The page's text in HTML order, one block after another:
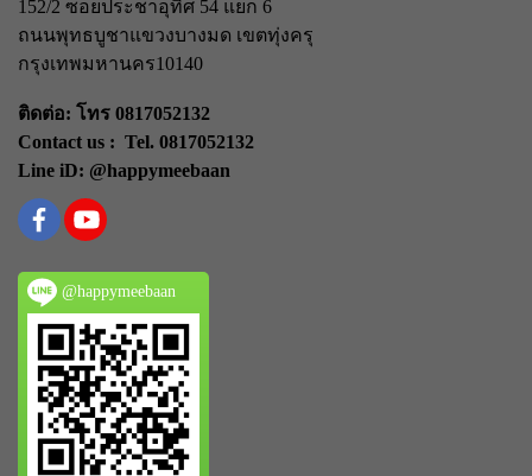
152/2 ซอยประชาอุทิศ 54 แยก 6
ถนนพุทธบูชาแขวงบางมด เขตทุ่งครุ
กรุงเทพมหานคร10140
ติดต่อ: โทร 0817052132
Contact us : Tel. 0817052132
Line iD: @happymeebaan
@happymeebaan